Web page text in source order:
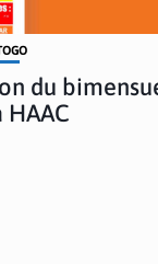
du
HAAC